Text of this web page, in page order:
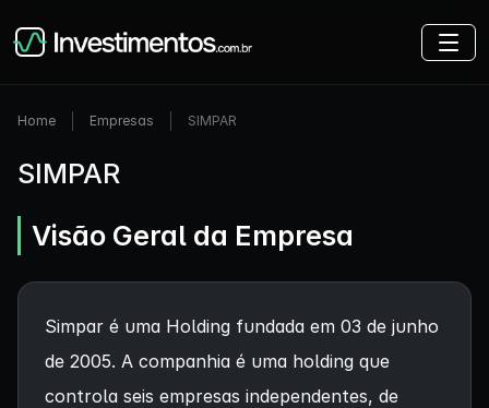
Home Empresas SIMPAR
SIMPAR
Visão Geral da Empresa
Simpar é uma Holding fundada em 03 de junho
de 2005. A companhia é uma holding que
controla seis empresas independentes, de